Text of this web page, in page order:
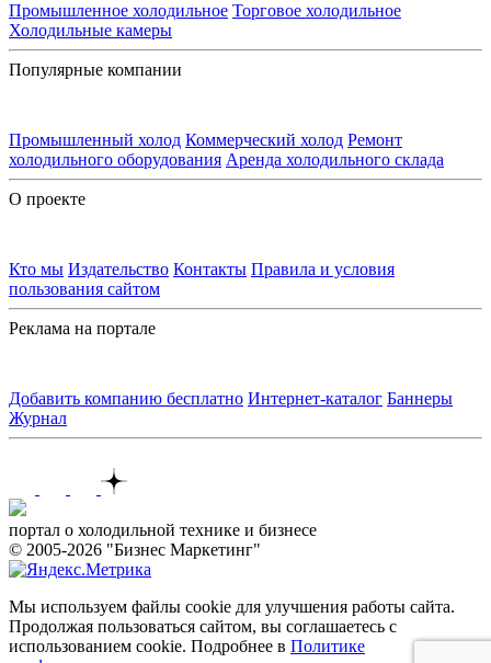
Промышленное холодильное Торговое холодильное
Холодильные камеры
Популярные компании
Промышленный холод Коммерческий холод Ремонт
холодильного оборудования Аренда холодильного склада
О проекте
Кто мы Издательство Контакты Правила и условия
пользования сайтом
Реклама на портале
Добавить компанию бесплатно Интернет-каталог Баннеры
Журнал
портал о холодильной технике и бизнесе
© 2005-2026 "Бизнес Маркетинг"
Мы используем файлы cookie для улучшения работы сайта.
Продолжая пользоваться сайтом, вы соглашаетесь с
использованием cookie. Подробнее в Политике